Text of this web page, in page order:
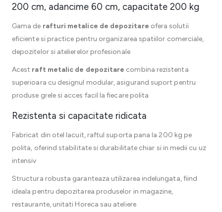
200 cm, adancime 60 cm, capacitate 200 kg
Gama de rafturi metalice de depozitare ofera solutii
eficiente si practice pentru organizarea spatiilor comerciale,
depozitelor si atelierelor profesionale
Acest raft metalic de depozitare combina rezistenta
superioara cu designul modular, asigurand suport pentru
produse grele si acces facil la fiecare polita
Rezistenta si capacitate ridicata
Fabricat din otel lacuit, raftul suporta pana la 200 kg pe
polita, oferind stabilitate si durabilitate chiar si in medii cu uz
intensiv
Structura robusta garanteaza utilizarea indelungata, fiind
ideala pentru depozitarea produselor in magazine,
restaurante, unitati Horeca sau ateliere